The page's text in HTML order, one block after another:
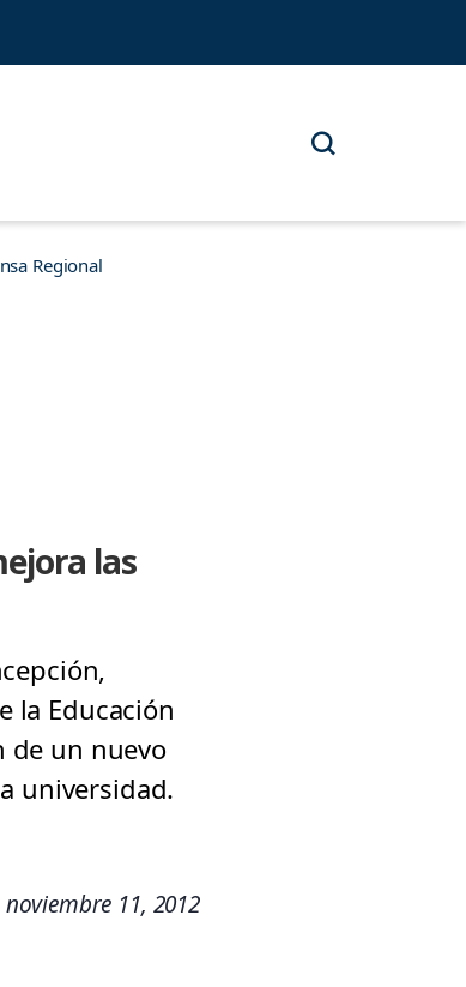
Regional
las
la Educación
de un nuevo
universidad.
noviembre 11, 2012